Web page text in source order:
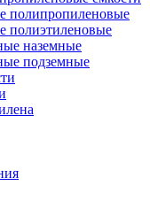
полипропиленовые
полиэтиленовые
наземные
подземные